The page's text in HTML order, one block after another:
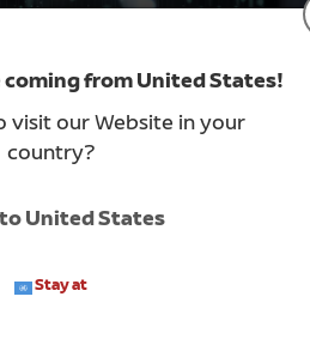
coming from United States!
visit our Website in your
country?
United States
Stay at